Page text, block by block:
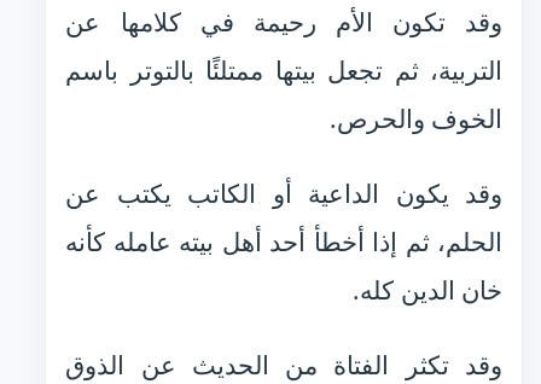
وقد تكون الأم رحيمة في كلامها عن
التربية، ثم تجعل بيتها ممتلئًا بالتوتر باسم
الخوف والحرص.
وقد يكون الداعية أو الكاتب يكتب عن
الحلم، ثم إذا أخطأ أحد أهل بيته عامله كأنه
خان الدين كله.
وقد تكثر الفتاة من الحديث عن الذوق